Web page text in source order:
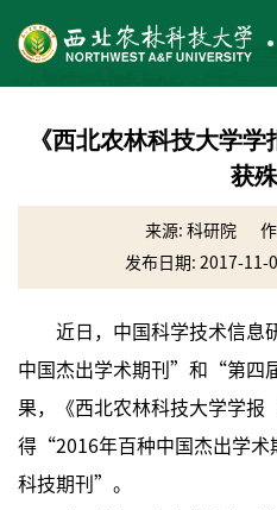
《西北农林科技大学
获
来源: 科研院
发布日期: 2017-11-
近日，中国科学技术信息
中国杰出学术期刊”和“第四
果，《西北农林科技大学学报
得“2016年百种中国杰出学
科技期刊”。